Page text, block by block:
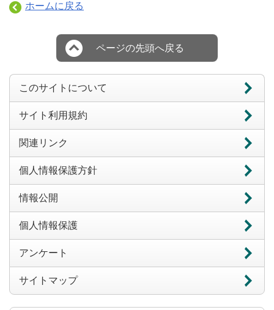
ホームに戻る
ページの先頭へ戻る
このサイトについて
サイト利用規約
関連リンク
個人情報保護方針
情報公開
個人情報保護
アンケート
サイトマップ